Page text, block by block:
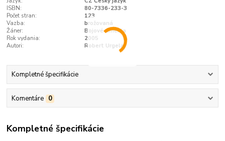
ISBN:
80-7336-233-3
Počet stran:
123
Vazba:
brožovaná
Žáner:
Bojové umenia
Rok vydania:
2005
Autori:
Robert Urgela,
Kompletné špecifikácie
Komentáre 0
Kompletné špecifikácie